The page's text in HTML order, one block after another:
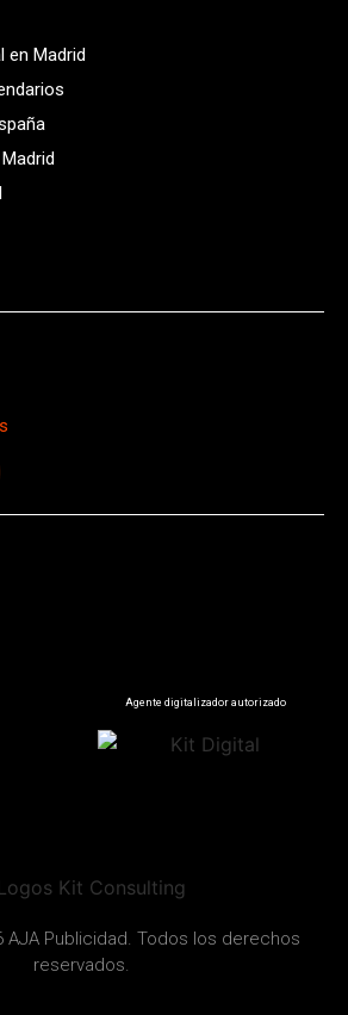
en Madrid
Agente digitalizador autorizado
AJA Publicidad. Todos los derechos
reservados.